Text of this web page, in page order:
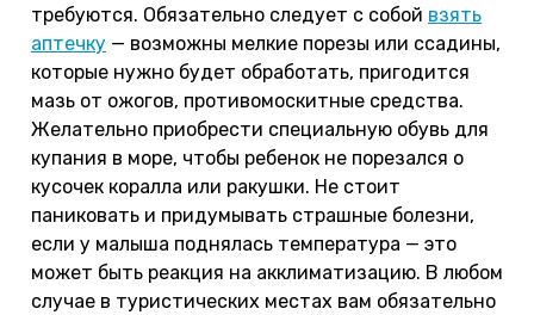
требуются. Обязательно следует с собой взять
аптечку — возможны мелкие порезы или ссадины,
которые нужно будет обработать, пригодится
мазь от ожогов, противомоскитные средства.
Желательно приобрести специальную обувь для
купания в море, чтобы ребенок не порезался о
кусочек коралла или ракушки. Не стоит
паниковать и придумывать страшные болезни,
если у малыша поднялась температура — это
может быть реакция на акклиматизацию. В любом
случае в туристических местах вам обязательно